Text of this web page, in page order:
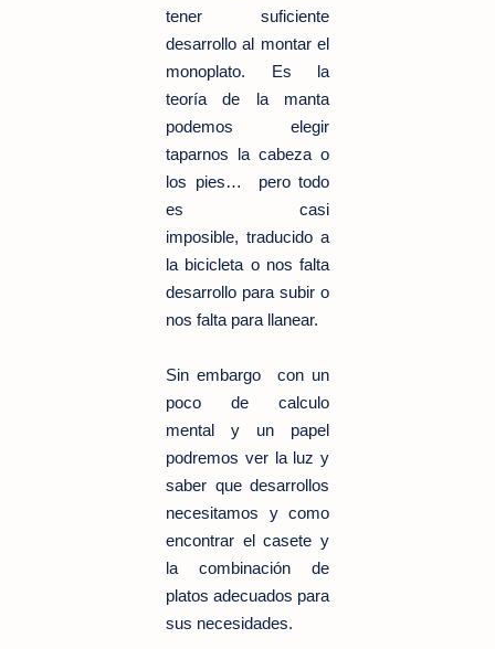
tener suficiente
desarrollo al montar el
monoplato. Es la
teoría de la manta
podemos elegir
taparnos la cabeza o
los pies… pero todo
es casi
imposible, traducido a
la bicicleta o nos falta
desarrollo para subir o
nos falta para llanear.
Sin embargo con un
poco de calculo
mental y un papel
podremos ver la luz y
saber que desarrollos
necesitamos y como
encontrar el casete y
la combinación de
platos adecuados para
sus necesidades.